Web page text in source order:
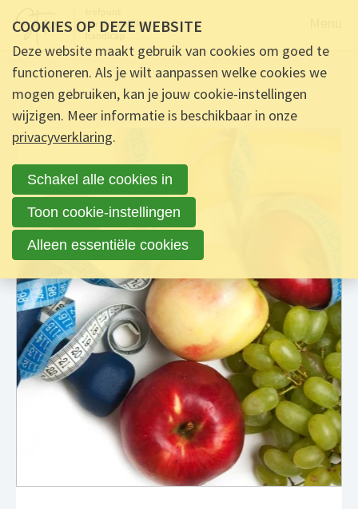
COOKIES OP DEZE WEBSITE
Deze website maakt gebruik van cookies om goed te
functioneren. Als je wilt aanpassen welke cookies we
mogen gebruiken, kan je jouw cookie-instellingen
wijzigen. Meer informatie is beschikbaar in onze
privacyverklaring.
Schakel alle cookies in
Toon cookie-instellingen
Alleen essentiële cookies